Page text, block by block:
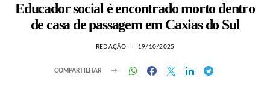
Educador social é encontrado morto dentro
de casa de passagem em Caxias do Sul
REDAÇÃO 19/10/2025
COMPARTILHAR